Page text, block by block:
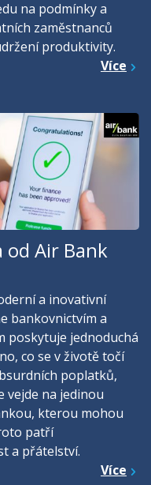
na podmínky a
zaměstnanců
produktivity.
Více
od Air Bank
a inovativní
bankovnictvím a
poskytuje jednoduchá
co se v životě točí
poplatků,
vejde na jedinou
kterou mohou
patří
a přátelství.
Více